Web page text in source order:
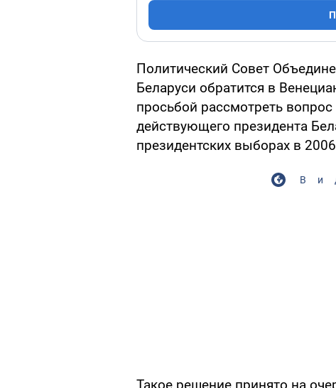
Политический Совет
Беларуси обратится в
просьбой рассмотреть
действующего президента
президентских выборах в 2006